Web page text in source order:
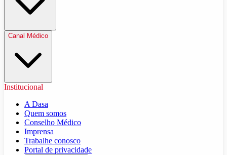
Canal Médico
Institucional
A Dasa
Quem somos
Conselho Médico
Imprensa
Trabalhe conosco
Portal de privacidade